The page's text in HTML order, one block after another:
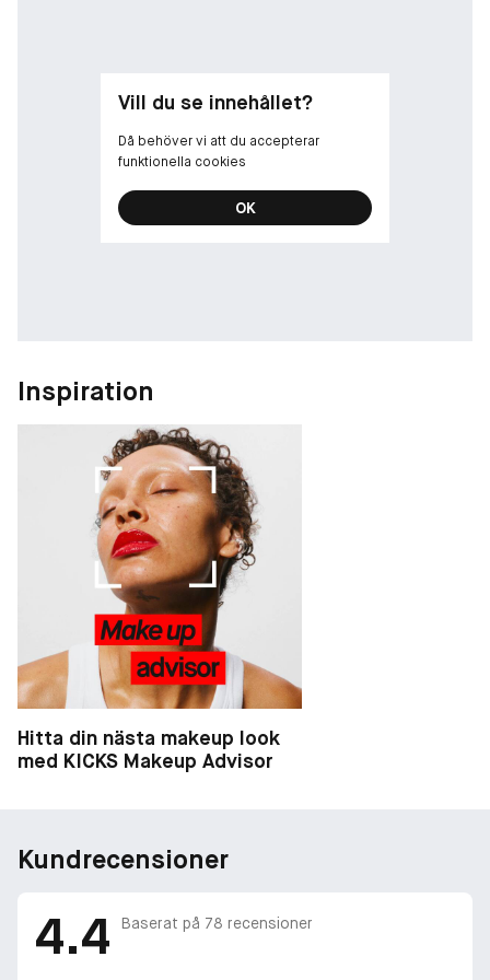
Vill du se innehållet?
Då behöver vi att du accepterar
funktionella cookies
OK
Inspiration
Hitta din nästa makeup look
med KICKS Makeup Advisor
Kundrecensioner
4.4 Baserat på 78 recensioner